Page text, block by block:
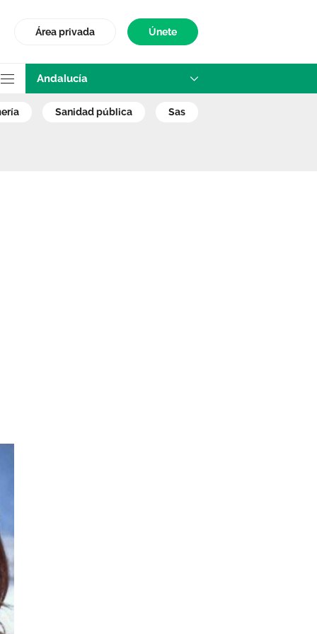
Área privada Únete
Andalucía
en la
sanidad pública sas